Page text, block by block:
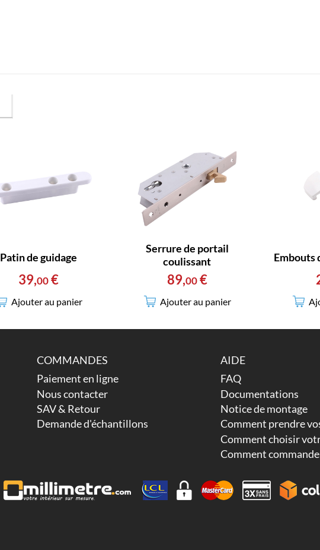
Patin de guidage
39,00€
Ajouter au panier
Serrure de portail
coulissant
89,00€
Ajouter au panier
Embouts
COMMANDES
Paiement en ligne
Nous contacter
SAV & Retour
Demande d'échantillons
AIDE
FAQ
Documentations
Notice de montage
Comment prendre
Comment choisir
Comment